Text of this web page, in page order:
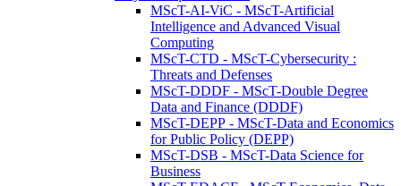
MScT-AI-ViC - MScT-Artificial
Intelligence and Advanced Visual
Computing
MScT-CTD - MScT-Cybersecurity :
Threats and Defenses
MScT-DDDF - MScT-Double Degree
Data and Finance (DDDF)
MScT-DEPP - MScT-Data and Economics
for Public Policy (DEPP)
MScT-DSB - MScT-Data Science for
Business